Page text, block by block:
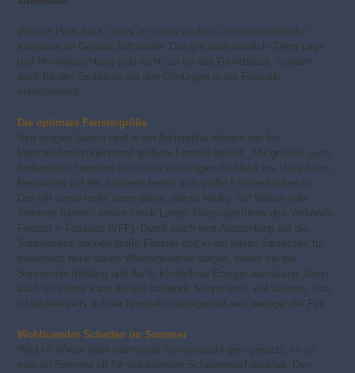
Wer ein Haus baut, muss an vieles denken, der sprichwörtliche
Kompass im Gepäck hilft weiter. Das gilt auch wörtlich: Denn Lage
und Himmelsrichtung sind nicht nur für das Grundstück, sondern
auch für den Grundriss mit den Öffnungen in der Fassade
entscheidend.
Die optimale Fenstergröße
Seit einigen Jahren sind in der Architektur ebenso wie bei
Verbrauchern zunehmend größere Fenster beliebt. „Mit großen, auch
bodentiefen Fenstern lässt sich sozusagen die Natur ins Haus holen.
Besonders auf der Südseite bieten sich große Fensterflächen an.
Das gilt umso mehr, wenn diese, wie so häufig, auf Balkon oder
Terrasse führen“, erklärt Frank Lange, Geschäftsführer des Verbands
Fenster + Fassade (VFF). Durch solch eine Ausrichtung auf die
Sonnenseite können große Fenster dort in der kalten Jahreszeit für
besonders hohe solare Wärmegewinne sorgen, indem sie die
Sonneneinstrahlung und damit kostenlose Energie ausnutzen. Denn
auch im Winter kann die tief stehende Sonne noch viel wärmen. Das
ist andererseits auf der Nordseite naturgemäß weit weniger der Fall.
Wohltuender Schatten im Sommer
Wird im Winter jeder wärmende Sonnenstrahl gern genutzt, so ist
man im Sommer oft für wohltuenden Schattenwurf dankbar. Den